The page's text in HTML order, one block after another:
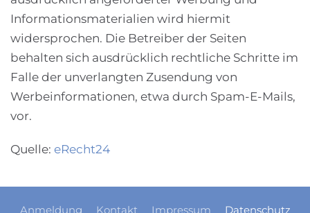
Informationsmaterialien wird hiermit
widersprochen. Die Betreiber der Seiten
behalten sich ausdrücklich rechtliche Schritte im
Falle der unverlangten Zusendung von
Werbeinformationen, etwa durch Spam-E-Mails,
vor.
Quelle: eRecht24
Anmeldung Kontakt Impressum Datenschutz